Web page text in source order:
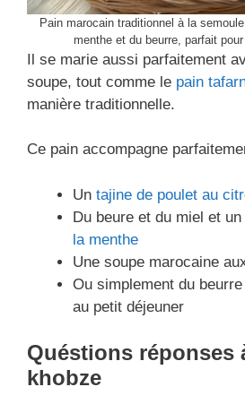
Pain marocain traditionnel à la
menthe et du beurre, parfait
Il se marie aussi parfaitement
soupe, tout comme le pain
manière traditionnelle.
Ce pain accompagne
Un tajine de poulet au
Du beure et du miel et
la menthe
Une soupe marocaine
Ou simplement du
au petit déjeuner
Quéstions réponses
khobze